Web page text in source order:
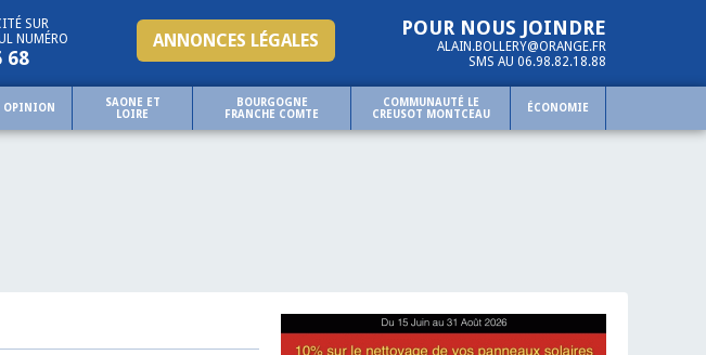
POUR NOUS JOINDRE
ALAIN.BOLLERY@ORANGE.FR
SMS AU 06.98.82.18.88
ANNONCES LÉGALES
SUR
NUMÉRO
68
OPINION
SAONE ET
LOIRE
BOURGOGNE
FRANCHE COMTE
COMMUNAUTÉ LE
CREUSOT MONTCEAU
ÉCONOMIE